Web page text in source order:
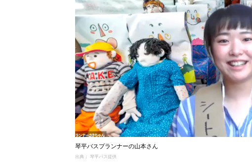
琴平バスプランナーの山本さん
出典： 琴平バス提供